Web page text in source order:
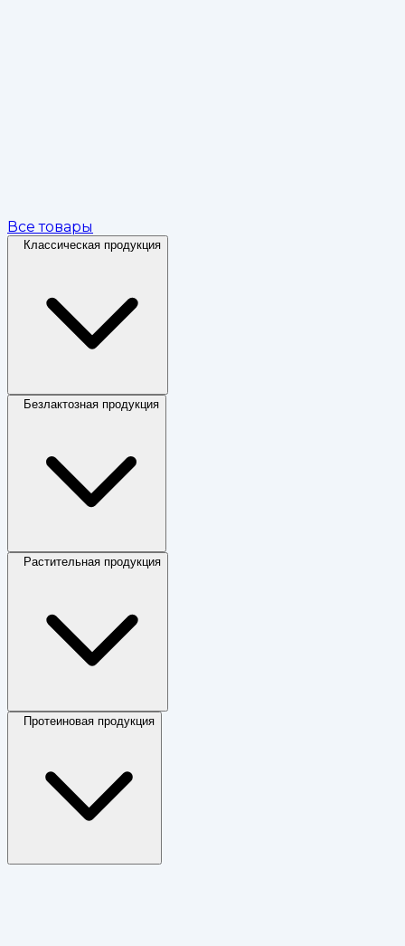
Все товары
Классическая продукция
Безлактозная продукция
Растительная продукция
Протеиновая продукция